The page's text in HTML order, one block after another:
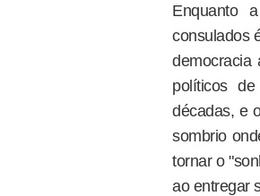
Enquanto
consulados
democracia
políticos
décadas, e
sombrio
tornar o
ao entregar